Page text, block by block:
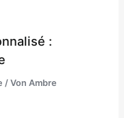
:
/ VonAmbre